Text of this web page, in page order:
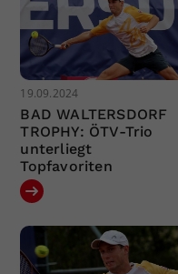
19.09.2024
BAD WALTERSDORF
TROPHY: ÖTV-Trio
unterliegt
Topfavoriten